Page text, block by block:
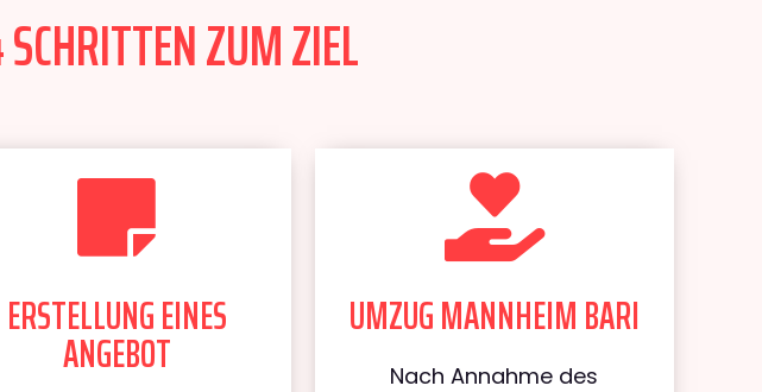
ZUM ZIEL
ERSTELLUNG EINES
ANGEBOT
UMZUG MANNHEIM BARI
Nach Annahme des